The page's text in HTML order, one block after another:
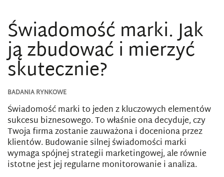
Świadomość marki. Jak
ją zbudować i mierzyć
skutecznie?
BADANIA RYNKOWE
Świadomość marki to jeden z kluczowych elementów
sukcesu biznesowego. To właśnie ona decyduje, czy
Twoja firma zostanie zauważona i doceniona przez
klientów. Budowanie silnej świadomości marki
wymaga spójnej strategii marketingowej, ale równie
istotne jest jej regularne monitorowanie i analiza.